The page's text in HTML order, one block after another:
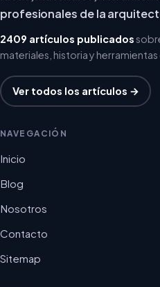
profesionales de la
2409 artículos publicados
materiales, historia y herramientas
Ver todos los artículos →
NAVEGACIÓN
Inicio
Blog
Nosotros
Contacto
Sitemap